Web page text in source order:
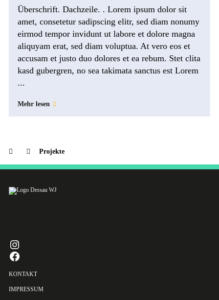
Überschrift. Dachzeile. . Lorem ipsum dolor sit
amet, consetetur sadipscing elitr, sed diam nonumy
eirmod tempor invidunt ut labore et dolore magna
aliquyam erat, sed diam voluptua. At vero eos et
accusam et justo duo dolores et ea rebum. Stet clita
kasd gubergren, no sea takimata sanctus est Lorem
...
Mehr lesen
Projekte
INSTAGRAM
FACEBOOK
KONTAKT
IMPRESSUM